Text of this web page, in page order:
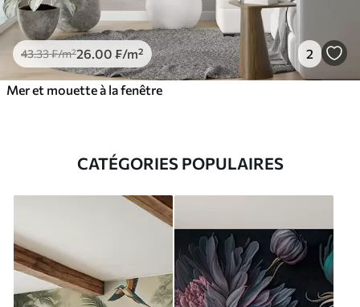
43.33₣/m²26 .00 ₣/m² 2
Mer et mouette à la fenêtre
CATÉGORIES POPULAIRES